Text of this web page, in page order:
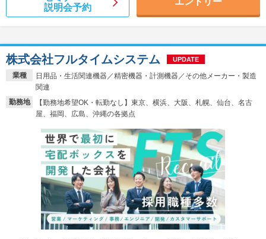
説明会予約
業種
日用品・生活関連機器／精密機器・計測機器／その他メーカー・製造
関連
勤務地
【勤務地希望OK・転勤なし】東京、横浜、大阪、札幌、仙台、名古
屋、福岡、広島、沖縄の各拠点
株式会社フルタイムシステム UPDATE